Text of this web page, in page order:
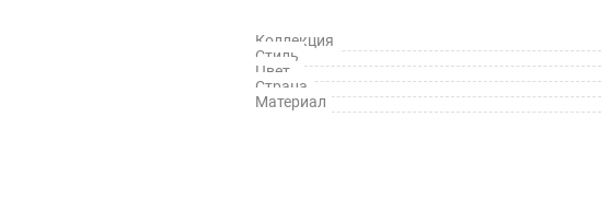
Коллекция
Стиль
Цвет
Страна
Материал